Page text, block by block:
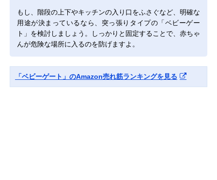
もし、階段の上下やキッチンの入り口をふさぐなど、明確な
用途が決まっているなら、突っ張りタイプの「ベビーゲー
ト」を検討しましょう。しっかりと固定することで、赤ちゃ
んが危険な場所に入るのを防げますよ。
「ベビーゲート」のAmazon売れ筋ランキングを見る